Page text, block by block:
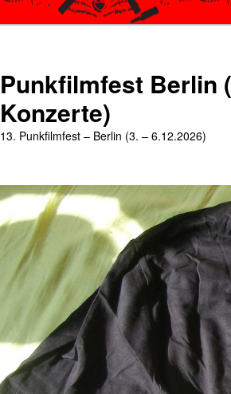
Punkfilmfest Berlin
Konzerte)
13. Punkfilmfest – Berlin (3. – 6.12.2026)